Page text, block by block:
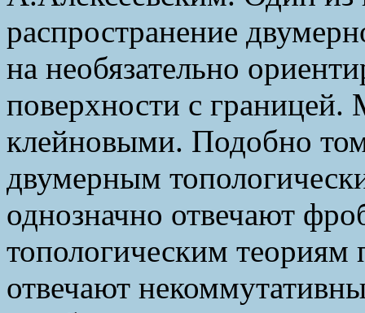
распространение
на необязательно
поверхности с
клейновыми. Подобно
двумерным
однозначно отвечают
топологическим теориям
отвечают